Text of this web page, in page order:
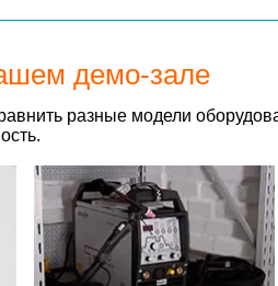
демо-зале
разные модели